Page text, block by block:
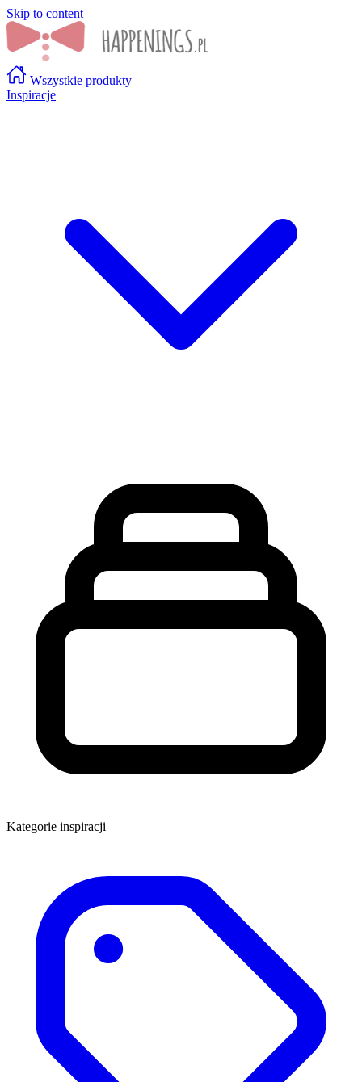
Skip to content
Wszystkie produkty
Inspiracje
Kategorie inspiracji